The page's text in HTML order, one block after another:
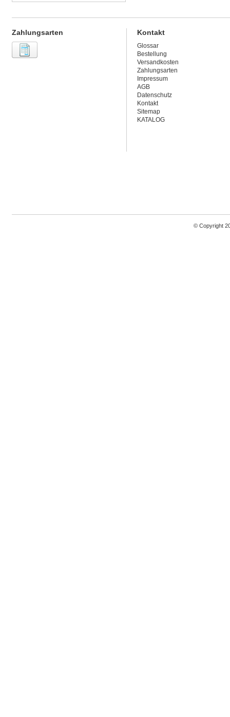
Zahlungsarten Kontakt
Glossar
Bestellung
Versandkosten
Zahlungsarten
Impressum
AGB
Datenschutz
Kontakt
Sitemap
KATALOG
© Copyright